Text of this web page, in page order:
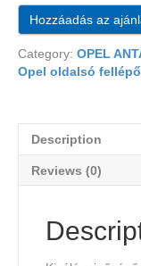
Hozzáadás az
Category: OPEL
Opel oldalsó fellépő
Description
Reviews (0)